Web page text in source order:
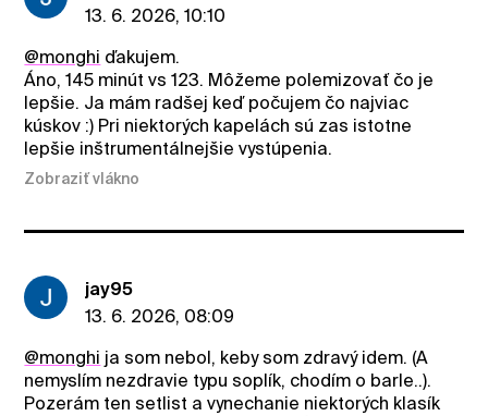
13. 6. 2026, 10:10
@monghi ďakujem.
Áno, 145 minút vs 123. Môžeme polemizovať čo je
lepšie. Ja mám radšej keď počujem čo najviac
kúskov :) Pri niektorých kapelách sú zas istotne
lepšie inštrumentálnejšie vystúpenia.
Zobraziť vlákno
jay95
13. 6. 2026, 08:09
@monghi ja som nebol, keby som zdravý idem. (A
nemyslím nezdravie typu soplík, chodím o barle..).
Pozerám ten setlist a vynechanie niektorých klasík